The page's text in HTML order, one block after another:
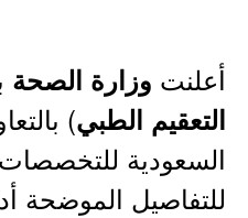
أعلنت وزارة الصحة
التعقيم الطبي)
السعودية
للتفاصيل الموضحة